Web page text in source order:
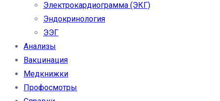
Электрокардиограмма (ЭКГ)
Эндокринология
ЭЭГ
Анализы
Вакцинация
Медкнижки
Профосмотры